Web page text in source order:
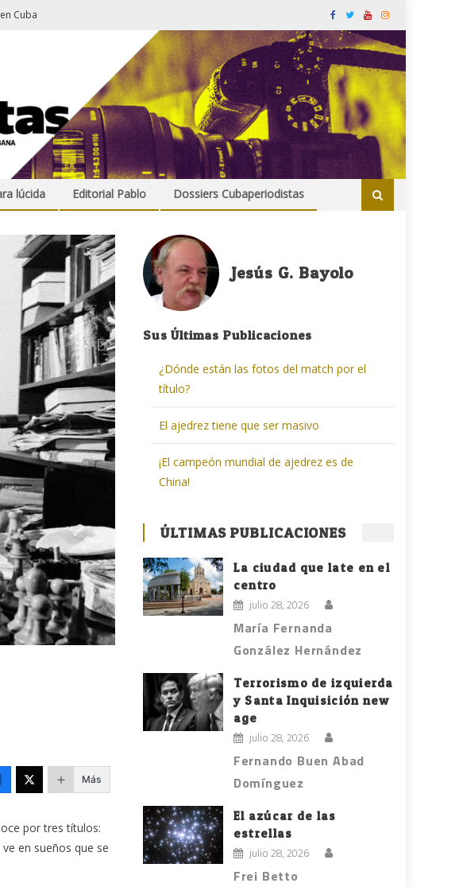
Cuba
lúcida Editorial Pablo Dossiers Cubaperiodistas
Más
por tres títulos:
en sueños que se
Jesús G. Bayolo
Sus Últimas Publicaciones
¿Dónde están las fotos del match por el
título?
El ajedrez tiene que ser masivo
¡El campeón mundial de ajedrez es de
China!
ÚLTIMAS PUBLICACIONES
La ciudad que late en el
centro
julio 28, 2026
María Fernanda
González Hernández
Terrorismo de izquierda
y Santa Inquisición new
age
julio 28, 2026
Fernando Buen Abad
Domínguez
El azúcar de las
estrellas
julio 28, 2026
Frei Betto